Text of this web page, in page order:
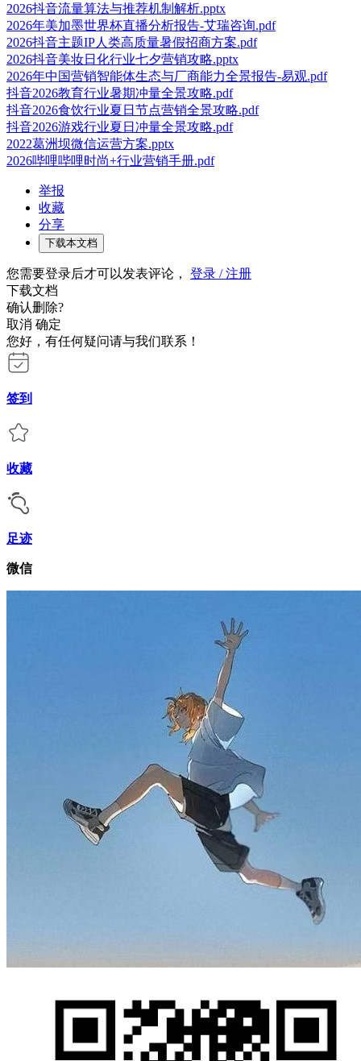
2026抖音流量算法与推荐机制解析.pptx
2026年美加墨世界杯直播分析报告-艾瑞咨询.pdf
2026抖音主题IP人类高质量暑假招商方案.pdf
2026抖音美妆日化行业七夕营销攻略.pptx
2026年中国营销智能体生态与厂商能力全景报告-易观.pdf
抖音2026教育行业暑期冲量全景攻略.pdf
抖音2026食饮行业夏日节点营销全景攻略.pdf
抖音2026游戏行业夏日冲量全景攻略.pdf
2022葛洲坝微信运营方案.pptx
2026哔哩哔哩时尚+行业营销手册.pdf
举报
收藏
分享
下载本文档
您需要登录后才可以发表评论， 登录 / 注册
下载文档
确认删除?
取消 确定
您好，有任何疑问请与我们联系！
签到
收藏
足迹
微信